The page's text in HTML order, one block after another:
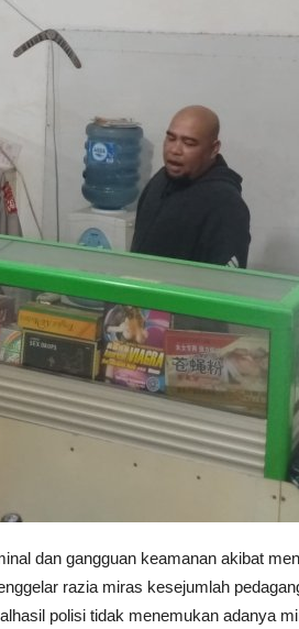
dan gangguan keamanan akibat
razia miras kesejumlah
polisi tidak menemukan adanya